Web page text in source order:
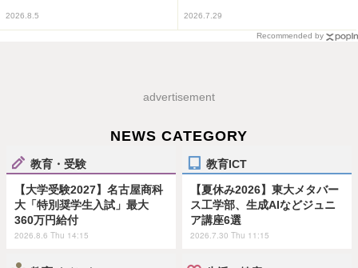
2026.8.5 2026.7.29
Recommended by
advertisement
NEWS CATEGORY
教育・受験
【大学受験2027】名古屋商科
大「特別奨学生入試」最大
360万円給付
2026.8.6 Thu 14:15
教育ICT
【夏休み2026】東大メタバー
ス工学部、生成AIなどジュニ
ア講座6選
2026.7.30 Thu 11:15